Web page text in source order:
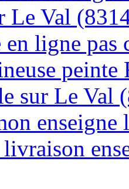
Le Val
ligne pas
sur Le Val